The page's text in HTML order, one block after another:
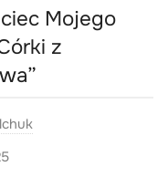
Mojego
z